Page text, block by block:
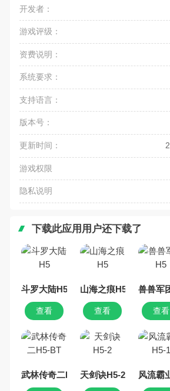
开发者：
游戏评级：
资费说明：
系统要求：
支持语言：
版本号：
更新时间：
游戏权限
隐私说明
下载此应用用户还下载了
斗罗大陆H5
查看
山海之痕H5
查看
兽兽军
查看
武林传奇二H5-BT天剑诀H5-2 风流霸